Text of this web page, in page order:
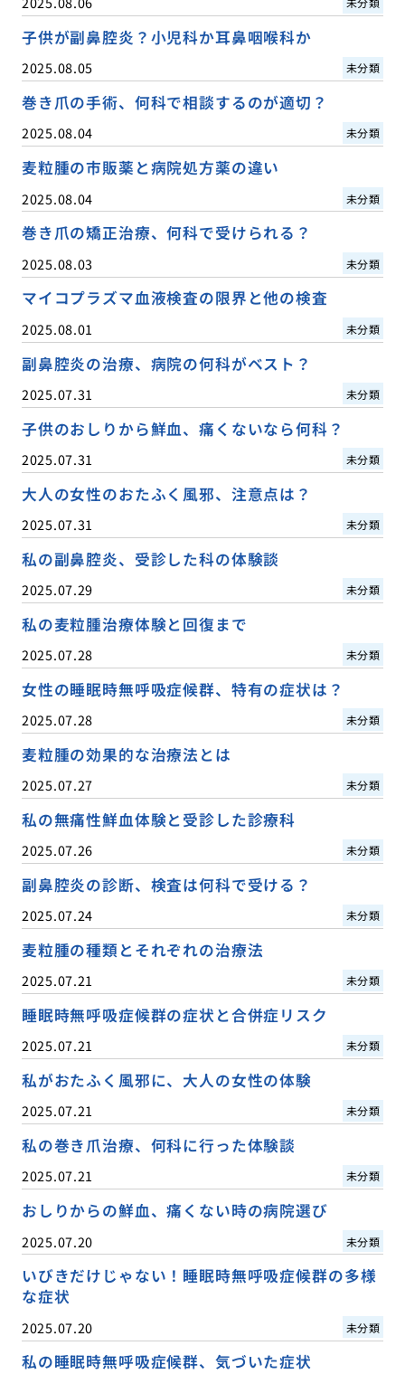
子供が副鼻腔炎？小児科か耳鼻咽喉科か
2025.08.05 未分類
巻き爪の手術、何科で相談するのが適切？
2025.08.04 未分類
麦粒腫の市販薬と病院処方薬の違い
2025.08.04 未分類
巻き爪の矯正治療、何科で受けられる？
2025.08.03 未分類
マイコプラズマ血液検査の限界と他の検査
2025.08.01 未分類
副鼻腔炎の治療、病院の何科がベスト？
2025.07.31 未分類
子供のおしりから鮮血、痛くないなら何科？
2025.07.31 未分類
大人の女性のおたふく風邪、注意点は？
2025.07.31 未分類
私の副鼻腔炎、受診した科の体験談
2025.07.29 未分類
私の麦粒腫治療体験と回復まで
2025.07.28 未分類
女性の睡眠時無呼吸症候群、特有の症状は？
2025.07.28 未分類
麦粒腫の効果的な治療法とは
2025.07.27 未分類
私の無痛性鮮血体験と受診した診療科
2025.07.26 未分類
副鼻腔炎の診断、検査は何科で受ける？
2025.07.24 未分類
麦粒腫の種類とそれぞれの治療法
2025.07.21 未分類
睡眠時無呼吸症候群の症状と合併症リスク
2025.07.21 未分類
私がおたふく風邪に、大人の女性の体験
2025.07.21 未分類
私の巻き爪治療、何科に行った体験談
2025.07.21 未分類
おしりからの鮮血、痛くない時の病院選び
2025.07.20 未分類
いびきだけじゃない！睡眠時無呼吸症候群の多様
な症状
2025.07.20 未分類
私の睡眠時無呼吸症候群、気づいた症状